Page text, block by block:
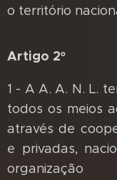
o território
Artigo 2º
1 - A A. A. N. L.
todos os meios
através de
e privadas,